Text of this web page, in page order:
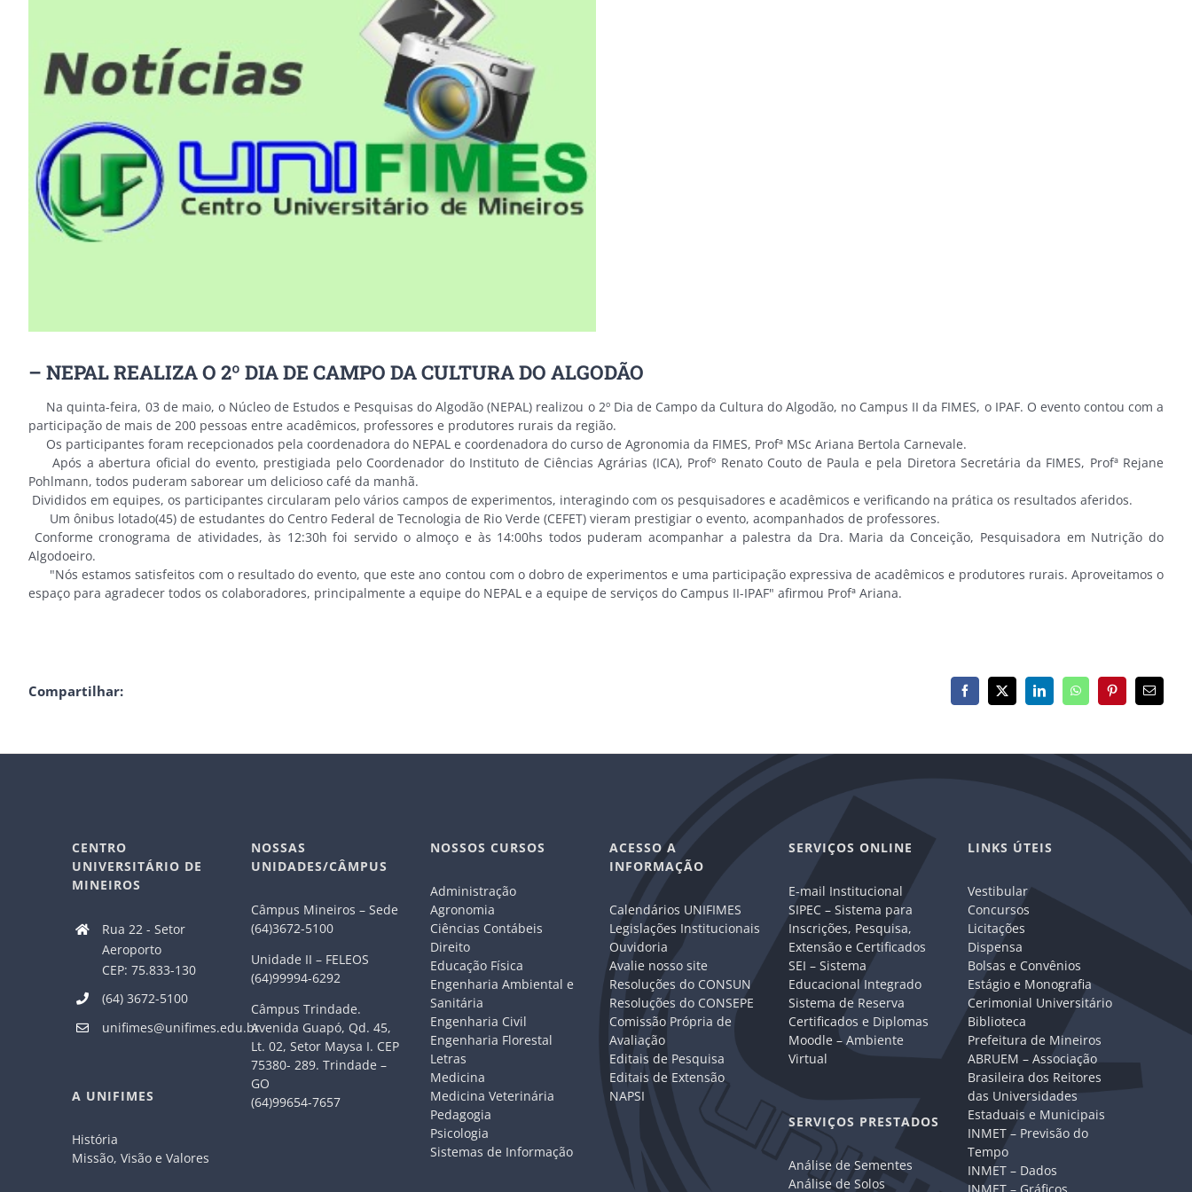
– NEPAL REALIZA O 2º DIA DE CAMPO DA CULTURA DO ALGODÃO
Na quinta-feira, 03 de maio, o Núcleo de Estudos e Pesquisas do Algodão (NEPAL) realizou o 2º Dia de Campo da Cultura do Algodão, no Campus II da FIMES, o IPAF. O evento contou com a
participação de mais de 200 pessoas entre acadêmicos, professores e produtores rurais da região.
Os participantes foram recepcionados pela coordenadora do NEPAL e coordenadora do curso de Agronomia da FIMES, Profª MSc Ariana Bertola Carnevale.
Após a abertura oficial do evento, prestigiada pelo Coordenador do Instituto de Ciências Agrárias (ICA), Profº Renato Couto de Paula e pela Diretora Secretária da FIMES, Profª Rejane
Pohlmann, todos puderam saborear um delicioso café da manhã.
Divididos em equipes, os participantes circularam pelo vários campos de experimentos, interagindo com os pesquisadores e acadêmicos e verificando na prática os resultados aferidos.
Um ônibus lotado(45) de estudantes do Centro Federal de Tecnologia de Rio Verde (CEFET) vieram prestigiar o evento, acompanhados de professores.
Conforme cronograma de atividades, às 12:30h foi servido o almoço e às 14:00hs todos puderam acompanhar a palestra da Dra. Maria da Conceição, Pesquisadora em Nutrição do
Algodoeiro.
"Nós estamos satisfeitos com o resultado do evento, que este ano contou com o dobro de experimentos e uma participação expressiva de acadêmicos e produtores rurais. Aproveitamos o
espaço para agradecer todos os colaboradores, principalmente a equipe do NEPAL e a equipe de serviços do Campus II-IPAF" afirmou Profª Ariana.
Compartilhar: Facebook
X LinkedInWhatsAppPinterest
E-
mail
CENTRO
UNIVERSITÁRIO DE
MINEIROS
Rua 22 - Setor
Aeroporto
CEP: 75.833-130
(64) 3672-5100
unifimes@unifimes.edu.br
A UNIFIMES
História
Missão, Visão e Valores
NOSSAS
UNIDADES/CÂMPUS
Câmpus Mineiros – Sede
(64)3672-5100
Unidade II – FELEOS
(64)99994-6292
Câmpus Trindade.
Avenida Guapó, Qd. 45,
Lt. 02, Setor Maysa I. CEP
75380- 289. Trindade –
GO
(64)99654-7657
NOSSOS CURSOS
Administração
Agronomia
Ciências Contábeis
Direito
Educação Física
Engenharia Ambiental e
Sanitária
Engenharia Civil
Engenharia Florestal
Letras
Medicina
Medicina Veterinária
Pedagogia
Psicologia
Sistemas de Informação
ACESSO A
INFORMAÇÃO
Calendários UNIFIMES
Legislações Institucionais
Ouvidoria
Avalie nosso site
Resoluções do CONSUN
Resoluções do CONSEPE
Comissão Própria de
Avaliação
Editais de Pesquisa
Editais de Extensão
NAPSI
SERVIÇOS ONLINE
E-mail Institucional
SIPEC – Sistema para
Inscrições, Pesquisa,
Extensão e Certificados
SEI – Sistema
Educacional Integrado
Sistema de Reserva
Certificados e Diplomas
Moodle – Ambiente
Virtual
SERVIÇOS PRESTADOS
Análise de Sementes
Análise de Solos
LINKS ÚTEIS
Vestibular
Concursos
Licitações
Dispensa
Bolsas e Convênios
Estágio e Monografia
Cerimonial Universitário
Biblioteca
Prefeitura de Mineiros
ABRUEM – Associação
Brasileira dos Reitores
das Universidades
Estaduais e Municipais
INMET – Previsão do
Tempo
INMET – Dados
INMET – Gráficos